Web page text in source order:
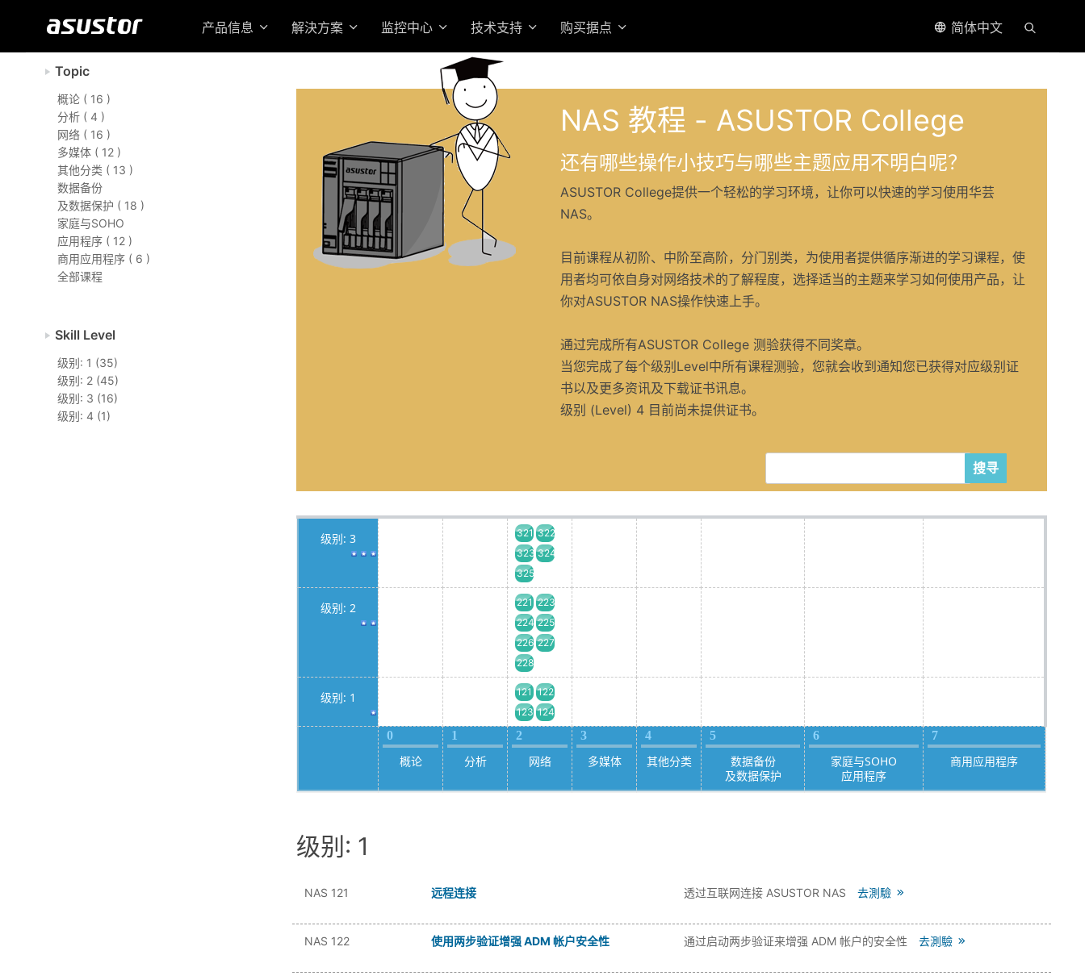
产品信息 解決方案 监控中心 技术支持 购买据点 简体中文
Topic
概论 ( 16 )
分析 ( 4 )
网络 ( 16 )
多媒体 ( 12 )
其他分类 ( 13 )
数据备份
及数据保护 ( 18 )
家庭与SOHO
应用程序 ( 12 )
商用应用程序 ( 6 )
全部课程
Skill Level
级别: 1 (35)
级别: 2 (45)
级别: 3 (16)
级别: 4 (1)
NAS 教程 - ASUSTOR College
还有哪些操作小技巧与哪些主题应用不明白呢？
ASUSTOR College提供一个轻松的学习环境，让你可以快速的学习使用华芸
NAS。
目前课程从初阶、中阶至高阶，分门别类，为使用者提供循序渐进的学习课程，使
用者均可依自身对网络技术的了解程度，选择适当的主题来学习如何使用产品，让
你对ASUSTOR NAS操作快速上手。
通过完成所有ASUSTOR College 测验获得不同奖章。
当您完成了每个级别Level中所有课程测验，您就会收到通知您已获得对应级别证
书以及更多资讯及下载证书讯息。
级别 (Level) 4 目前尚未提供证书。
搜寻
级别: 3 321 322
323 324
325
级别: 2 221 223
224 225
226 227
228
级别: 1 121 122
123 124
0
概论
1
分析
2
网络
3
多媒体
4
其他分类
5
数据备份
及数据保护
6
家庭与SOHO
应用程序
7
商用应用程序
级别: 1
NAS 121 远程连接 透过互联网连接 ASUSTOR NAS 去測驗
NAS 122 使用两步验证增强 ADM 帐户安全性 通过启动两步验证来增强 ADM 帐户的安全性 去測驗